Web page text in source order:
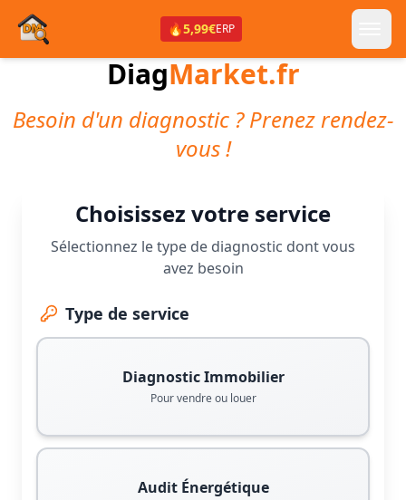
🔥5,99€ERP
DiagMarket.fr
Besoin d'un diagnostic ? Prenez rendez-
vous !
Choisissez votre service
Sélectionnez le type de diagnostic dont vous
avez besoin
Type de service
Diagnostic Immobilier
Pour vendre ou louer
Audit Énergétique